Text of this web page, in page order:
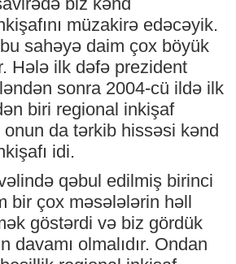
müzakirə edəcəyik.
sahəyə daim çox böyük
Hələ ilk dəfə prezident
sonra 2004-cü ildə ilk
biri regional inkişaf
onun da tərkib hissəsi kənd
idi.
qəbul edilmiş birinci
bir çox məsələlərin həll
göstərdi və biz gördük
davamı olmalıdır. Ondan